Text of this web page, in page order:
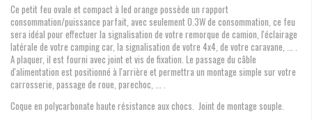
Ce petit feu ovale et compact à led orange possède un rapport
consommation/puissance parfait, avec seulement 0.3W de consommation, ce feu
sera idéal pour effectuer la signalisation de votre remorque de camion, l'éclairage
latérale de votre camping car, la signalisation de votre 4x4, de votre caravane, ... .
A plaquer, il est fourni avec joint et vis de fixation. Le passage du câble
d'alimentation est positionné à l'arrière et permettra un montage simple sur votre
carrosserie, passage de roue, parechoc, ... .
Coque en polycarbonate haute résistance aux chocs. Joint de montage souple.